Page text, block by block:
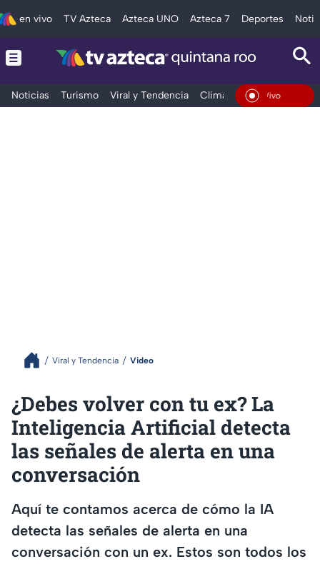
en vivo TV Azteca Azteca UNO Azteca 7 Deportes
Noticias Turismo Viral y Tendencia Clima Tráfico
En Vivo
Viral y Tendencia Video
¿Debes volver con tu ex? La
Inteligencia Artificial detecta
las señales de alerta en una
conversación
Aquí te contamos acerca de cómo la IA
detecta las señales de alerta en una
conversación con un ex. Estos son todos los